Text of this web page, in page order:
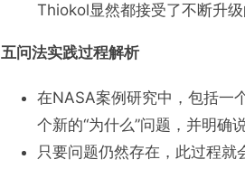
Thiokol显然都接受了不断升级
五问法实践过程解析
在NASA案例研究中，包括一
个新的“为什么”问题，并明确
只要问题仍然存在，此过程